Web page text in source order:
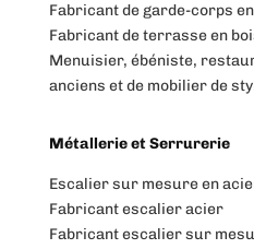
Fabricant de garde-corps
Fabricant de terrasse en
Menuisier, ébéniste,
anciens et de mobilier de
Métallerie et Serrurerie
Escalier sur mesure en
Fabricant escalier acier
Fabricant escalier sur